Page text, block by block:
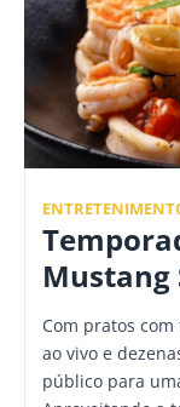
Mustang
Com pratos
ao vivo e
público para